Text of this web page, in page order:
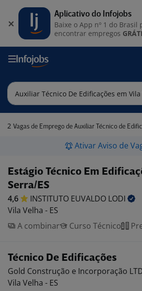
2 Vagas de Emprego de Auxiliar Técnico de Edificações em
Ativar Aviso de
Estágio Técnico Em
Serra/ES
4,6 INSTITUTO EUVALDO LODI
Vila Velha - ES
A combinar
Curso Técnico
Técnico De Edificações
Gold Construção e Incorporação
Vila Velha - ES
Aplicativo do Infojobs
Baixe o App nº 1 do Brasil
encontrar empregos